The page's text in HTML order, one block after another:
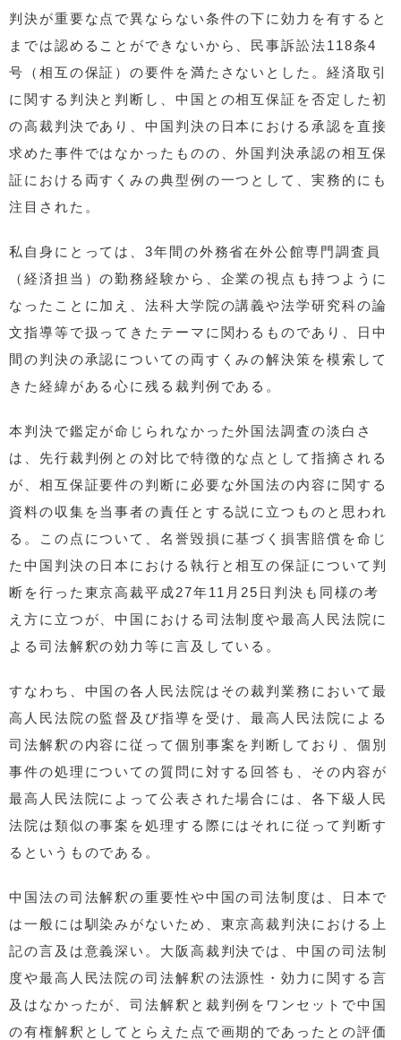
判決が重要な点で異ならない条件の下に効力を有すると
までは認めることができないから、民事訴訟法118条4
号（相互の保証）の要件を満たさないとした。経済取引
に関する判決と判断し、中国との相互保証を否定した初
の高裁判決であり、中国判決の日本における承認を直接
求めた事件ではなかったものの、外国判決承認の相互保
証における両すくみの典型例の一つとして、実務的にも
注目された。
私自身にとっては、3年間の外務省在外公館専門調査員
（経済担当）の勤務経験から、企業の視点も持つように
なったことに加え、法科大学院の講義や法学研究科の論
文指導等で扱ってきたテーマに関わるものであり、日中
間の判決の承認についての両すくみの解決策を模索して
きた経緯がある心に残る裁判例である。
本判決で鑑定が命じられなかった外国法調査の淡白さ
は、先行裁判例との対比で特徴的な点として指摘される
が、相互保証要件の判断に必要な外国法の内容に関する
資料の収集を当事者の責任とする説に立つものと思われ
る。この点について、名誉毀損に基づく損害賠償を命じ
た中国判決の日本における執行と相互の保証について判
断を行った東京高裁平成27年11月25日判決も同様の考
え方に立つが、中国における司法制度や最高人民法院に
よる司法解釈の効力等に言及している。
すなわち、中国の各人民法院はその裁判業務において最
高人民法院の監督及び指導を受け、最高人民法院による
司法解釈の内容に従って個別事案を判断しており、個別
事件の処理についての質問に対する回答も、その内容が
最高人民法院によって公表された場合には、各下級人民
法院は類似の事案を処理する際にはそれに従って判断す
るというものである。
中国法の司法解釈の重要性や中国の司法制度は、日本で
は一般には馴染みがないため、東京高裁判決における上
記の言及は意義深い。大阪高裁判決では、中国の司法制
度や最高人民法院の司法解釈の法源性・効力に関する言
及はなかったが、司法解釈と裁判例をワンセットで中国
の有権解釈としてとらえた点で画期的であったとの評価